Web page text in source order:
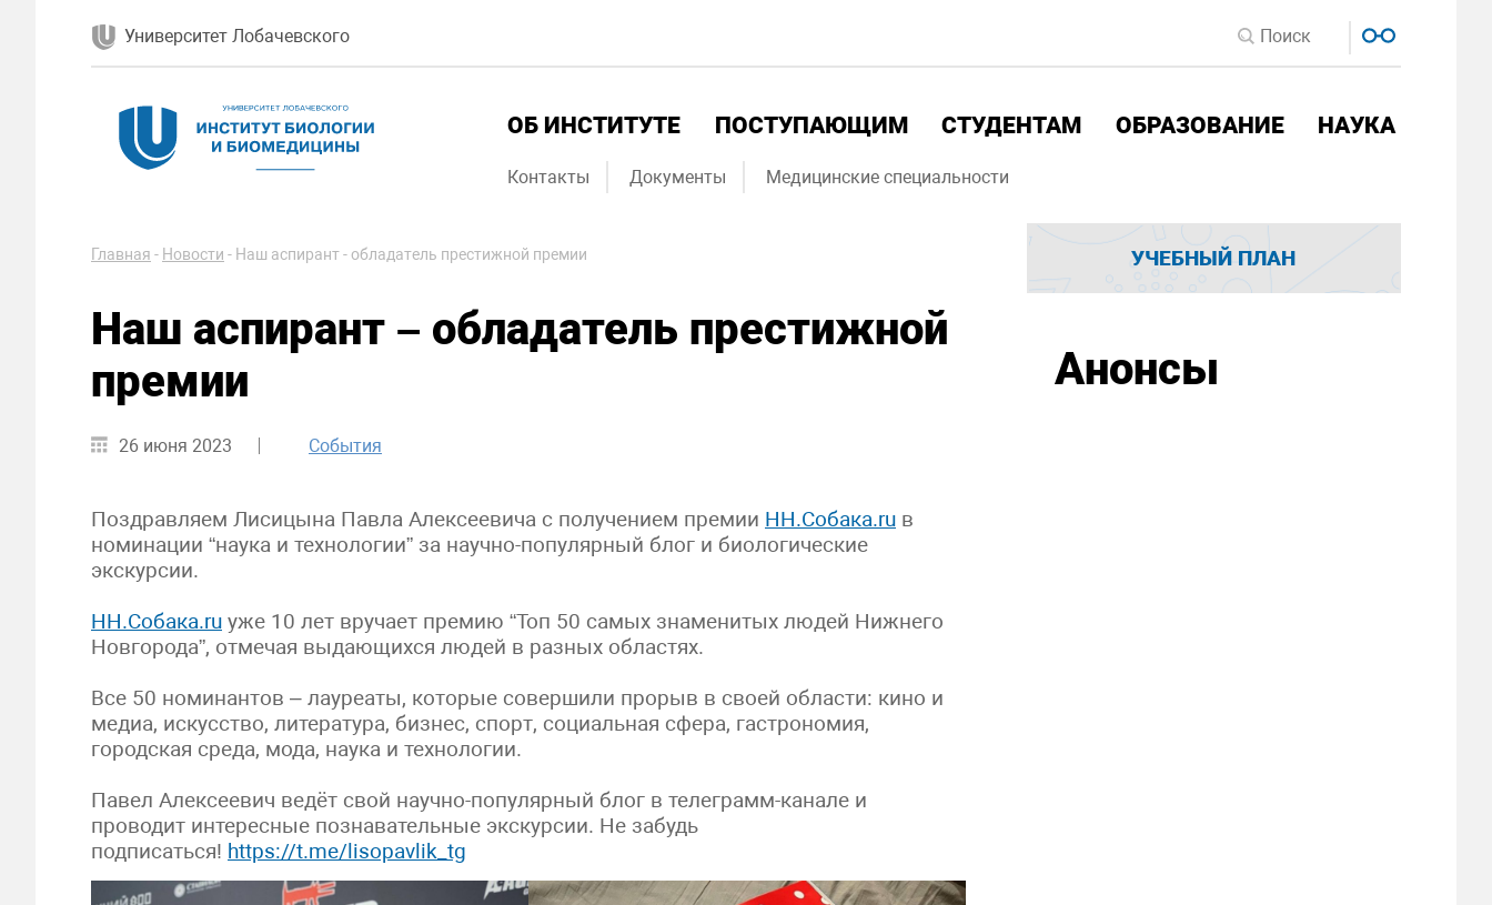
Университет Лобачевского
ОБ ИНСТИТУТЕ ПОСТУПАЮЩИМ СТУДЕНТАМ ОБРАЗОВАНИЕ НАУКА
Контакты Документы Медицинские специальности
Главная - Новости - Наш аспирант - обладатель престижной премии
Наш аспирант – обладатель престижной
премии
26 июня 2023 События
Поздравляем Лисицына Павла Алексеевича с получением премии НН.Собака.ru в
номинации “наука и технологии” за научно-популярный блог и биологические
экскурсии.
НН.Собака.ru уже 10 лет вручает премию “Топ 50 самых знаменитых людей Нижнего
Новгорода”, отмечая выдающихся людей в разных областях.
Все 50 номинантов – лауреаты, которые совершили прорыв в своей области: кино и
медиа, искусство, литература, бизнес, спорт, социальная сфера, гастрономия,
городская среда, мода, наука и технологии.
Павел Алексеевич ведёт свой научно-популярный блог в телеграмм-канале и
проводит интересные познавательные экскурсии. Не забудь
подписаться! https://t.me/lisopavlik_tg
УЧЕБНЫЙ ПЛАН
Анонсы